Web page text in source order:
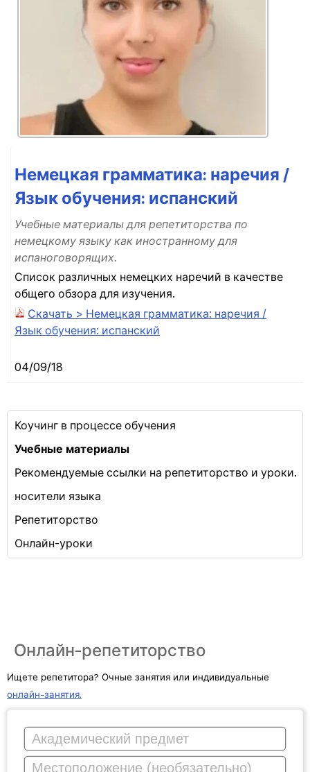
Немецкая грамматика: наречия /
Язык обучения: испанский
Учебные материалы для репетиторства по
немецкому языку как иностранному для
испаноговорящих.
Список различных немецких наречий в качестве
общего обзора для изучения.
Скачать > Немецкая грамматика: наречия /
Язык обучения: испанский
04/09/18
Коучинг в процессе обучения
Учебные материалы
Рекомендуемые ссылки на репетиторство и уроки.
носители языка
Репетиторство
Онлайн-уроки
Онлайн-репетиторство
Ищете репетитора? Очные занятия или индивидуальные
онлайн-занятия.